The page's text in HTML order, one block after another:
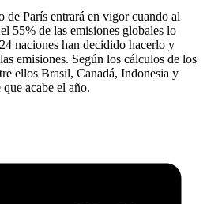
de París entrará en vigor cuando al
55% de las emisiones globales lo
naciones han decidido hacerlo y
emisiones. Según los cálculos de los
ellos Brasil, Canadá, Indonesia y
acabe el año.